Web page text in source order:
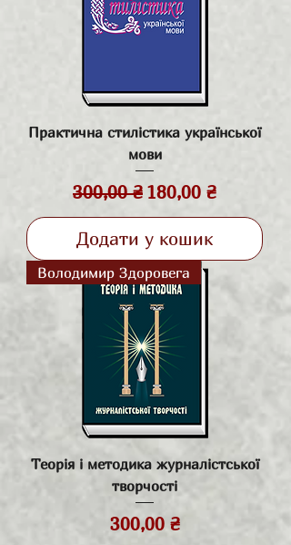
Практична стилістика української
мови
Звичайна ціна
300,00 ₴ За розпродажем
180,00 ₴
Додати у кошик
Володимир Здоровега
Теорія і методика журналістської
творчості
Ціна
300,00 ₴